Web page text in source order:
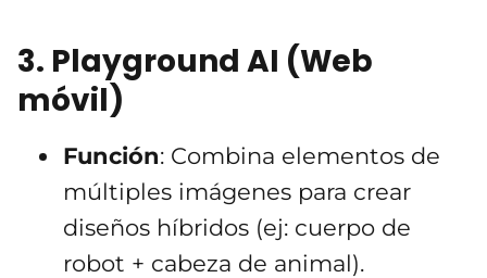
3. Playground AI (Web
móvil)
Función: Combina elementos de
múltiples imágenes para crear
diseños híbridos (ej: cuerpo de
robot + cabeza de animal).